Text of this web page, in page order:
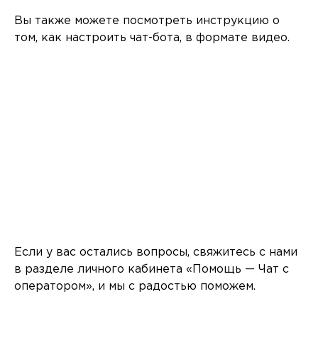
Вы также можете посмотреть инструкцию о
том, как настроить чат-бота, в формате видео.
Если у вас остались вопросы, свяжитесь с нами
в разделе личного кабинета «Помощь — Чат с
оператором», и мы с радостью поможем.